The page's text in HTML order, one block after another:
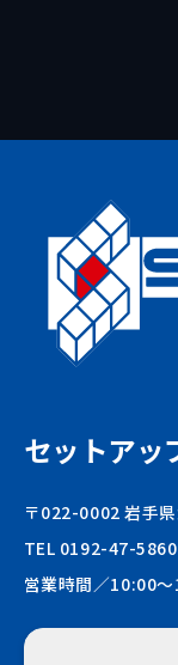
セットアッ
〒022-0002 岩手
TEL 0192-47-5860
営業時間／10:00